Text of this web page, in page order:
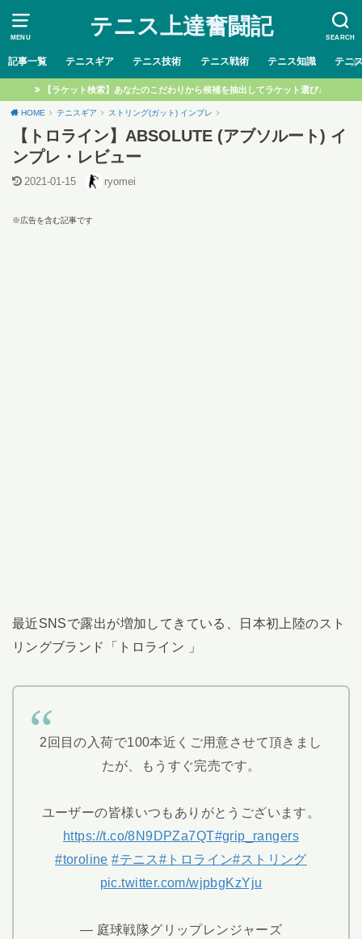
MENU SEARCH
テニス上達奮闘記
記事一覧 テニスギア テニス技術 テニス戦術 テニス知識 テニ
【ラケット検索】あなたのこだわりから候補を抽出してラケット選び♩
HOME テニスギア ストリング(ガット) インプレ
【トロライン】ABSOLUTE (アブソルート) イ
ンプレ・レビュー
2021-01-15 ryomei
※広告を含む記事です
最近SNSで露出が増加してきている、日本初上陸のスト
リングブランド「トロライン 」
2回目の入荷で100本近くご用意させて頂きまし
たが、もうすぐ完売です。
ユーザーの皆様いつもありがとうございます。
https://t.co/8N9DPZa7QT#grip_rangers
#toroline #テニス#トロライン#ストリング
pic.twitter.com/wjpbgKzYju
— 庭球戦隊グリップレンジャーズ